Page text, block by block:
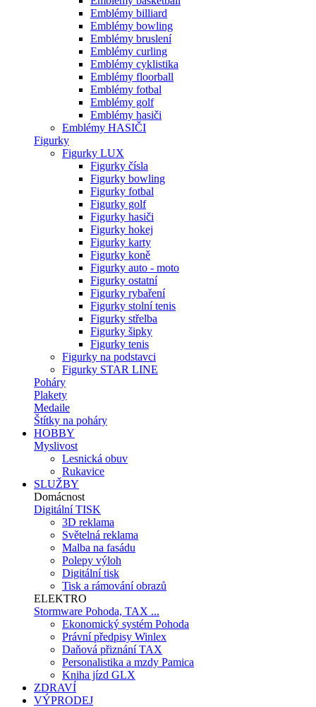
Emblémy billiard
Emblémy bowling
Emblémy bruslení
Emblémy curling
Emblémy cyklistika
Emblémy floorball
Emblémy fotbal
Emblémy golf
Emblémy hasiči
Emblémy HASIČI
Figurky
Figurky LUX
Figurky čísla
Figurky bowling
Figurky fotbal
Figurky golf
Figurky hasiči
Figurky hokej
Figurky karty
Figurky koně
Figurky auto - moto
Figurky ostatní
Figurky rybaření
Figurky stolní tenis
Figurky střelba
Figurky šipky
Figurky tenis
Figurky na podstavci
Figurky STAR LINE
Poháry
Plakety
Medaile
Štítky na poháry
HOBBY
Myslivost
Lesnická obuv
Rukavice
SLUŽBY
Domácnost
Digitální TISK
3D reklama
Světelná reklama
Malba na fasádu
Polepy výloh
Digitální tisk
Tisk a rámování obrazů
ELEKTRO
Stormware Pohoda, TAX ...
Ekonomický systém Pohoda
Právní předpisy Winlex
Daňová přiznání TAX
Personalistika a mzdy Pamica
Kniha jízd GLX
ZDRAVÍ
VÝPRODEJ